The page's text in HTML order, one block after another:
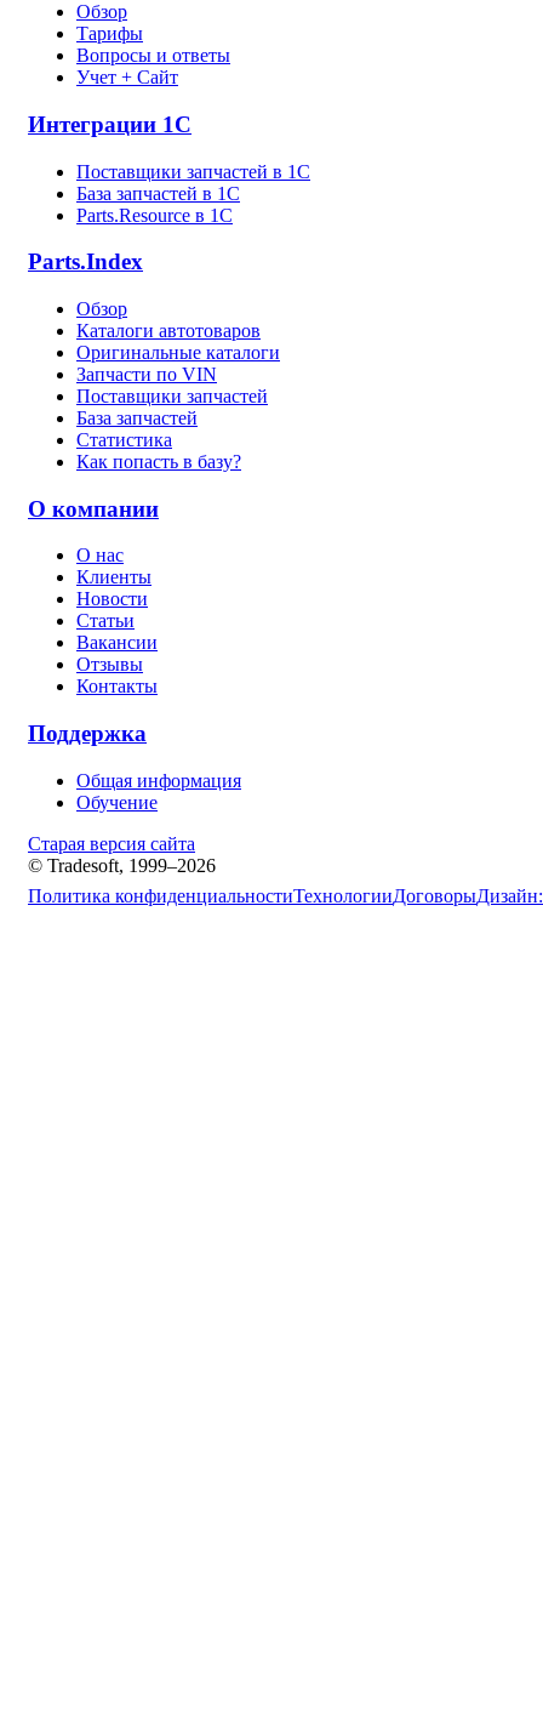
Обзор
Тарифы
Вопросы и ответы
Учет + Сайт
Интеграции 1С
Поставщики запчастей в 1C
База запчастей в 1С
Parts.Resource в 1C
Parts.Index
Обзор
Каталоги автотоваров
Оригинальные каталоги
Запчасти по VIN
Поставщики запчастей
База запчастей
Статистика
Как попасть в базу?
О компании
О нас
Клиенты
Новости
Статьи
Вакансии
Отзывы
Контакты
Поддержка
Общая информация
Обучение
Старая версия сайта
© Tradesoft, 1999–2026
Политика конфиденциальностиТехнологииДоговорыДизайн: